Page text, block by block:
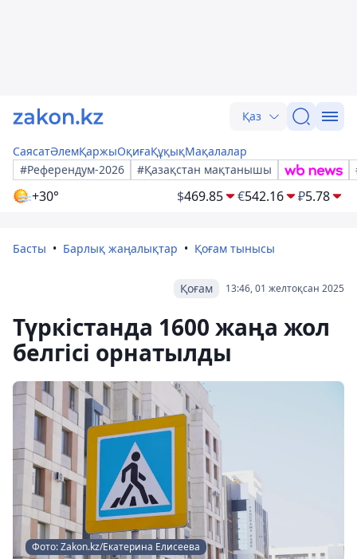
Қаз
СаясатӘлемҚаржыОқиғаҚұқықМақалалар
#Референдум-2026
#Қазақстан мақтанышы
+30° $469.85 €542.16 ₽5.78
Басты Барлық жаңалықтар Қоғам тынысы
13:46, 01 желтоқсан 2025
Қоғам
Түркістанда 1600 жаңа жол
белгісі орнатылды
Фото: Zakon.kz/Екатерина Елисеева